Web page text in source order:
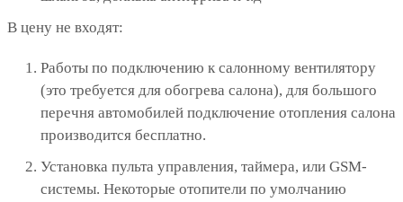
В цену не входят:
Работы по подключению к салонному вентилятору
(это требуется для обогрева салона), для большого
перечня автомобилей подключение отопления салона
производится бесплатно.
Установка пульта управления, таймера, или GSM-
системы. Некоторые отопители по умолчанию